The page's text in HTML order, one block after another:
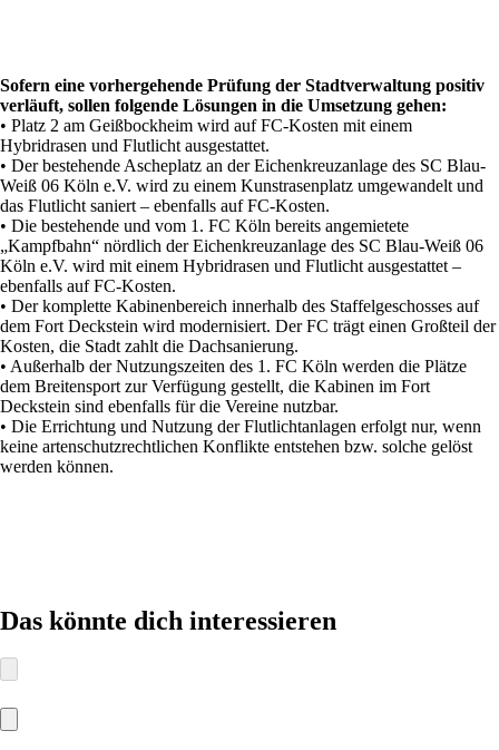
Sofern eine vorhergehende Prüfung der Stadtverwaltung positiv
verläuft, sollen folgende Lösungen in die Umsetzung gehen:
• Platz 2 am Geißbockheim wird auf FC-Kosten mit einem
Hybridrasen und Flutlicht ausgestattet.
• Der bestehende Ascheplatz an der Eichenkreuzanlage des SC Blau-
Weiß 06 Köln e.V. wird zu einem Kunstrasenplatz umgewandelt und
das Flutlicht saniert – ebenfalls auf FC-Kosten.
• Die bestehende und vom 1. FC Köln bereits angemietete
„Kampfbahn“ nördlich der Eichenkreuzanlage des SC Blau-Weiß 06
Köln e.V. wird mit einem Hybridrasen und Flutlicht ausgestattet –
ebenfalls auf FC-Kosten.
• Der komplette Kabinenbereich innerhalb des Staffelgeschosses auf
dem Fort Deckstein wird modernisiert. Der FC trägt einen Großteil der
Kosten, die Stadt zahlt die Dachsanierung.
• Außerhalb der Nutzungszeiten des 1. FC Köln werden die Plätze
dem Breitensport zur Verfügung gestellt, die Kabinen im Fort
Deckstein sind ebenfalls für die Vereine nutzbar.
• Die Errichtung und Nutzung der Flutlichtanlagen erfolgt nur, wenn
keine artenschutzrechtlichen Konflikte entstehen bzw. solche gelöst
werden können.
Das könnte dich interessieren